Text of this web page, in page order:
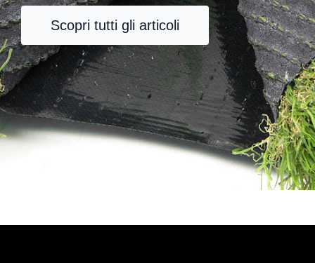
Scopri tutti gli articoli